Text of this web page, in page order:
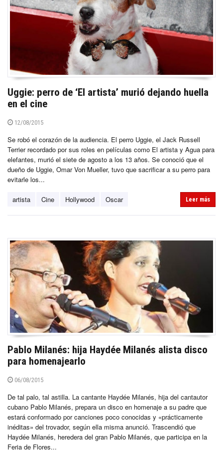
Uggie: perro de ‘El artista’ murió dejando huella
en el cine
12/08/2015
Se robó el corazón de la audiencia. El perro Uggie, el Jack Russell
Terrier recordado por sus roles en películas como El artista y Agua para
elefantes, murió el siete de agosto a los 13 años. Se conoció que el
dueño de Uggie, Omar Von Mueller, tuvo que sacrificar a su perro para
evitarle los...
artista Cine Hollywood Oscar Leer más
Pablo Milanés: hija Haydée Milanés alista disco
para homenajearlo
06/08/2015
De tal palo, tal astilla. La cantante Haydée Milanés, hija del cantautor
cubano Pablo Milanés, prepara un disco en homenaje a su padre que
estará conformado por canciones poco conocidas y «prácticamente
inéditas» del trovador, según ella misma anunció. Trascendió que
Haydée Milanés, heredera del gran Pablo Milanés, que participa en la
Feria de Flores...